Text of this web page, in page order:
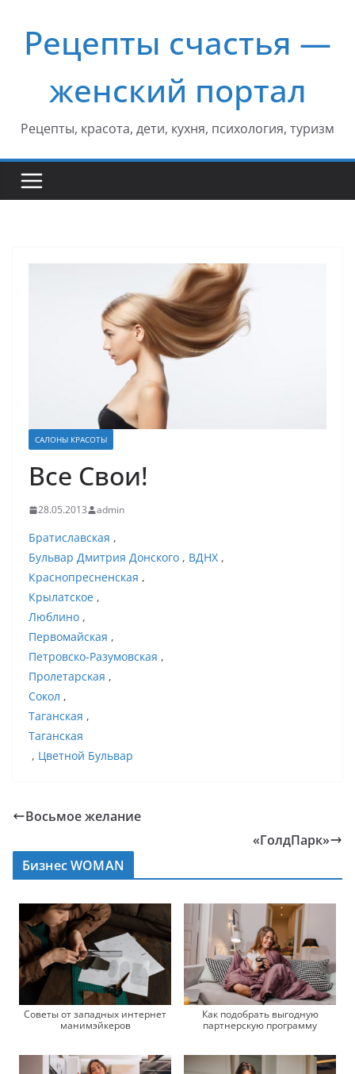
содержимому
Рецепты счастья —
женский портал
Рецепты, красота, дети, кухня, психология, туризм
САЛОНЫ КРАСОТЫ
Все Свои!
28.05.2013 admin
Братиславская ,
Бульвар Дмитрия Донского , ВДНХ ,
Краснопресненская ,
Крылатское ,
Люблино ,
Первомайская ,
Петровско-Разумовская ,
Пролетарская ,
Сокол ,
Таганская ,
Таганская
, Цветной Бульвар
Восьмое желание
«ГолдПарк»
Бизнес WOMAN
Советы от западных интернет
манимэйкеров
Как подобрать выгодную
партнерскую программу